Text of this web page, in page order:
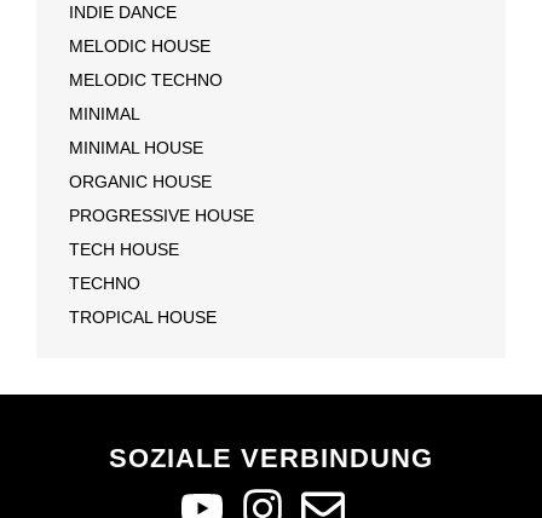
INDIE DANCE
MELODIC HOUSE
MELODIC TECHNO
MINIMAL
MINIMAL HOUSE
ORGANIC HOUSE
PROGRESSIVE HOUSE
TECH HOUSE
TECHNO
TROPICAL HOUSE
SOZIALE VERBINDUNG